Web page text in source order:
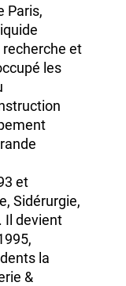
Paris,
et
les
et
Sidérurgie,
Il devient